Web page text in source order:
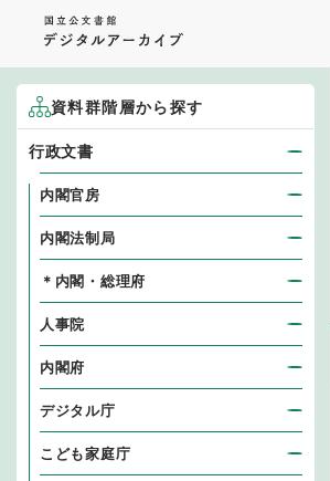
資料群階層から探す
行政文書
内閣官房
内閣法制局
＊内閣・総理府
人事院
内閣府
デジタル庁
こども家庭庁